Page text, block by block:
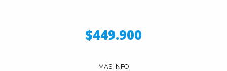
$449.900
MÁS INFO